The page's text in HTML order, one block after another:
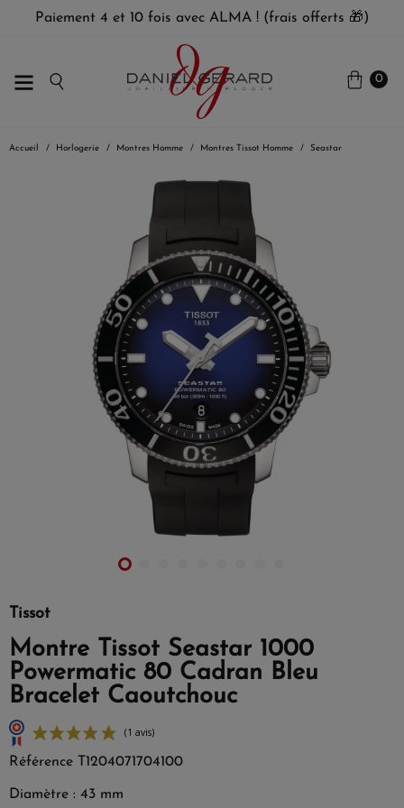
Paiement 4 et 10 fois avec ALMA ! (frais offerts 🎁)
0
Accueil Horlogerie Montres Homme Montres Tissot Homme Seastar
Tissot
Montre Tissot Seastar 1000
Powermatic 80 Cadran Bleu
Bracelet Caoutchouc
Référence T1204071704100
Diamètre : 43 mm